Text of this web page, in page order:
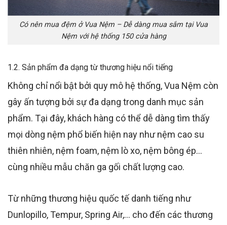
Có nên mua đệm ở Vua Nệm – Dễ dàng mua sắm tại Vua
Nệm với hệ thống 150 cửa hàng
1.2. Sản phẩm đa dạng từ thương hiệu nổi tiếng
Không chỉ nổi bật bởi quy mô hệ thống, Vua Nệm còn
gây ấn tượng bởi sự đa dạng trong danh mục sản
phẩm. Tại đây, khách hàng có thể dễ dàng tìm thấy
mọi dòng nệm phổ biến hiện nay như nệm cao su
thiên nhiên, nệm foam, nệm lò xo, nệm bông ép…
cùng nhiều mẫu chăn ga gối chất lượng cao.
Từ những thương hiệu quốc tế danh tiếng như
Dunlopillo, Tempur, Spring Air,… cho đến các thương